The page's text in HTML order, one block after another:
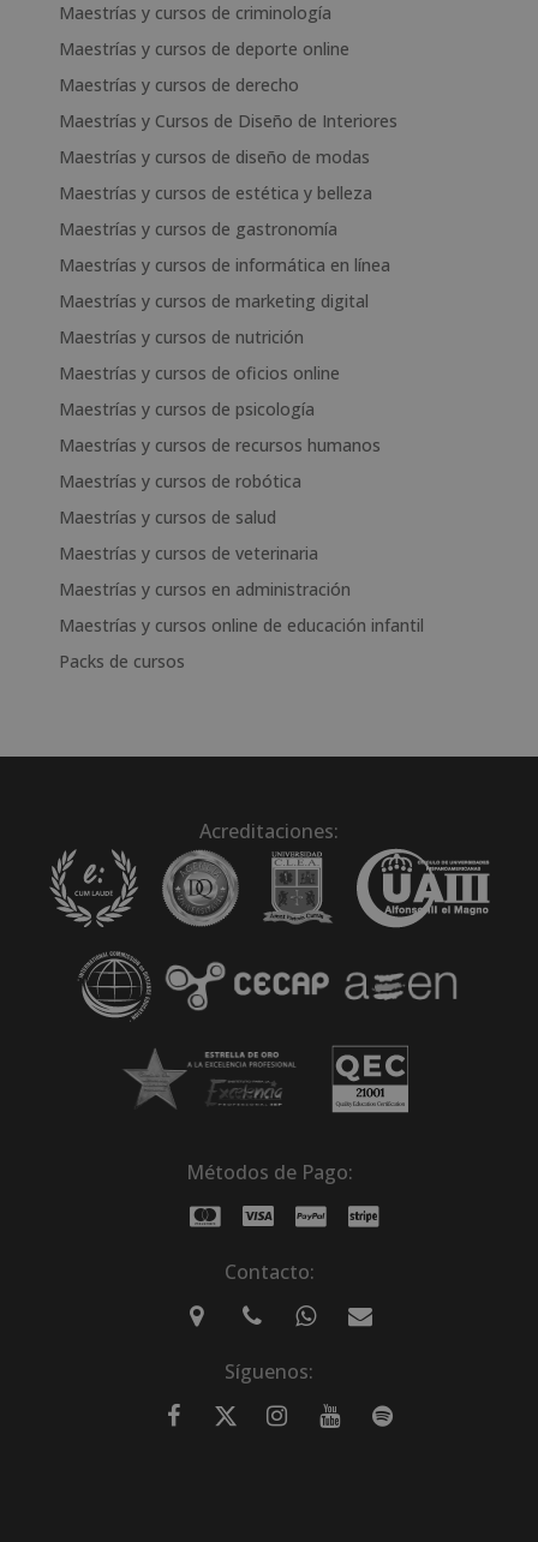
Maestrías y cursos de criminología
Maestrías y cursos de deporte online
Maestrías y cursos de derecho
Maestrías y Cursos de Diseño de Interiores
Maestrías y cursos de diseño de modas
Maestrías y cursos de estética y belleza
Maestrías y cursos de gastronomía
Maestrías y cursos de informática en línea
Maestrías y cursos de marketing digital
Maestrías y cursos de nutrición
Maestrías y cursos de oficios online
Maestrías y cursos de psicología
Maestrías y cursos de recursos humanos
Maestrías y cursos de robótica
Maestrías y cursos de salud
Maestrías y cursos de veterinaria
Maestrías y cursos en administración
Maestrías y cursos online de educación infantil
Packs de cursos
Acreditaciones:
Métodos de Pago:
Contacto:
Síguenos: